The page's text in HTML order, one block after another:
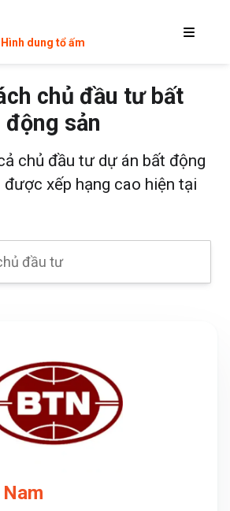
Hình dung tổ ấm
chủ đầu tư bất
động sản
chủ đầu tư dự án bất động
được xếp hạng cao hiện tại